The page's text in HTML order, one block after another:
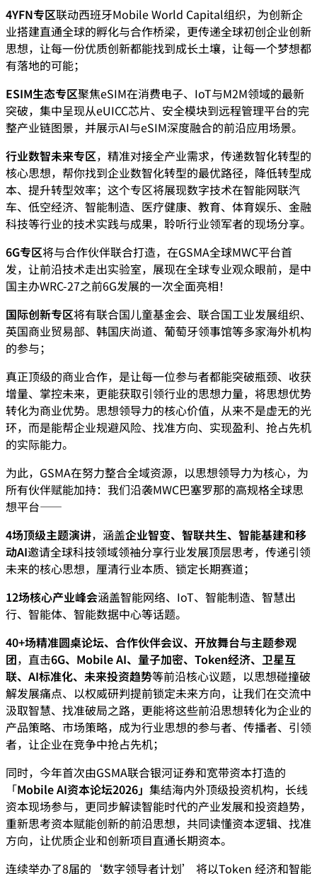
4YFN专区联动西班牙Mobile World Capital组织，为创新企
业搭建直通全球的孵化与合作桥梁，更传递全球初创企业创新
思想，让每一份优质创新都能找到成长土壤，让每一个梦想都
有落地的可能；
ESIM生态专区聚焦eSIM在消费电子、IoT与M2M领域的最新
突破，集中呈现从eUICC芯片、安全模块到远程管理平台的完
整产业链图景，并展示AI与eSIM深度融合的前沿应用场景。
行业数智未来专区，精准对接全产业需求，传递数智化转型的
核心思想，帮你找到企业数智化转型的最优路径，降低转型成
本、提升转型效率；这个专区将展现数字技术在智能网联汽
车、低空经济、智能制造、医疗健康、教育、体育娱乐、金融
科技等行业的技术实践与成果，聆听行业领军者的现场分享。
6G专区将与合作伙伴联合打造，在GSMA全球MWC平台首
发，让前沿技术走出实验室，展现在全球专业观众眼前，是中
国主办WRC-27之前6G发展的一次全面亮相！
国际创新专区将有联合国儿童基金会、联合国工业发展组织、
英国商业贸易部、韩国庆尚道、葡萄牙领事馆等多家海外机构
的参与；
真正顶级的商业合作，是让每一位参与者都能突破瓶颈、收获
增量、掌控未来，更能获取引领行业的思想力量，将思想优势
转化为商业优势。思想领导力的核心价值，从来不是虚无的光
环，而是能帮企业规避风险、找准方向、实现盈利、抢占先机
的实际能力。
为此，GSMA在努力整合全域资源，以思想领导力为核心，为
所有伙伴赋能加持：我们沿袭MWC巴塞罗那的高规格全球思
想平台——
4场顶级主题演讲，涵盖企业智变、智联共生、智能基建和移
动AI邀请全球科技领域领袖分享行业发展顶层思考，传递引领
未来的核心思想，厘清行业本质、锁定长期赛道；
12场核心产业峰会涵盖智能网络、IoT、智能制造、智慧出
行、智能体、智能数据中心等话题。
40+场精准圆桌论坛、合作伙伴会议、开放舞台与主题参观
团，直击6G、Mobile AI、量子加密、Token经济、卫星互
联、AI标准化、未来投资趋势等前沿核心议题，以思想碰撞破
解发展痛点、以权威研判提前锁定未来方向，让我们在交流中
汲取智慧、找准破局之路，更能将这些前沿思想转化为企业的
产品策略、市场策略，成为行业思想的参与者、传播者、引领
者，让企业在竞争中抢占先机；
同时，今年首次由GSMA联合银河证券和宽带资本打造的
「Mobile AI资本论坛2026」 集结海内外顶级投资机构，长线
资本现场参与，更同步解读智能时代的产业发展和投资趋势，
重新思考资本赋能创新的前沿思想，共同读懂资本逻辑、找准
方向，让优质企业和创新项目直通长期资本。
连续举办了8届的‘数字领导者计划’ 将以Token 经济和智能